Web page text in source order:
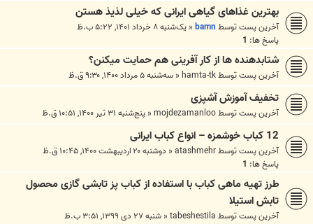
بهترین غذاهای گیاهی ایرانی که خیلی لذیذ هستن
آخرین پست توسطbamn
« یک‌شنبه ۸ خرداد ۱۴۰۱, ۵:۲۲ ب.ظ
پاسخ ها: 1
شتابدهنده ها از کار آفرینی هم حمایت میکنن؟
آخرین پست توسطhamta-tk
« سه‌شنبه ۵ مرداد ۱۴۰۰, ۹:۳۰ ق.ظ
تخفیف آموزش آشپزی
آخرین پست توسطmojdezamanloo
« پنج‌شنبه ۳۱ تیر ۱۴۰۰, ۱۰:۵۱ ق.ظ
12 کباب خوشمزه – انواع کباب ایرانی
آخرین پست توسطatashmehr
« دوشنبه ۲۰ اردیبهشت ۱۴۰۰, ۱۰:۴۵ ق.ظ
پاسخ ها: 1
طرز تهیه ماهی کباب با استفاده از کباب پز تابشی گازی محصول
تابش استیلا
آخرین پست توسطtabeshestila
« شنبه ۲۷ دی ۱۳۹۹, ۳:۵۱ ب.ظ